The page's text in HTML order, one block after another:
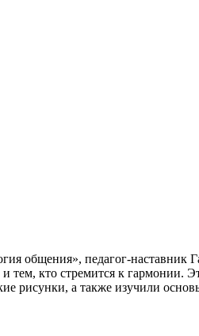
общения», педагог-
тем, кто стремится к гармонии.
рисунки, а также изучили